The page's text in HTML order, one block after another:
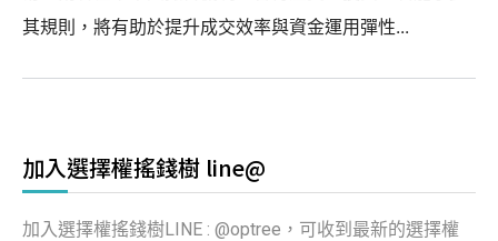
其規則，將有助於提升成交效率與資金運用彈性...
加入選擇權搖錢樹 line@
加入選擇權搖錢樹LINE : @optree，可收到最新的選擇權